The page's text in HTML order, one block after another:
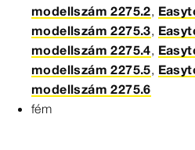
modellszám 2275.2,
modellszám 2275.3,
modellszám 2275.4,
modellszám 2275.5,
modellszám 2275.6
fém